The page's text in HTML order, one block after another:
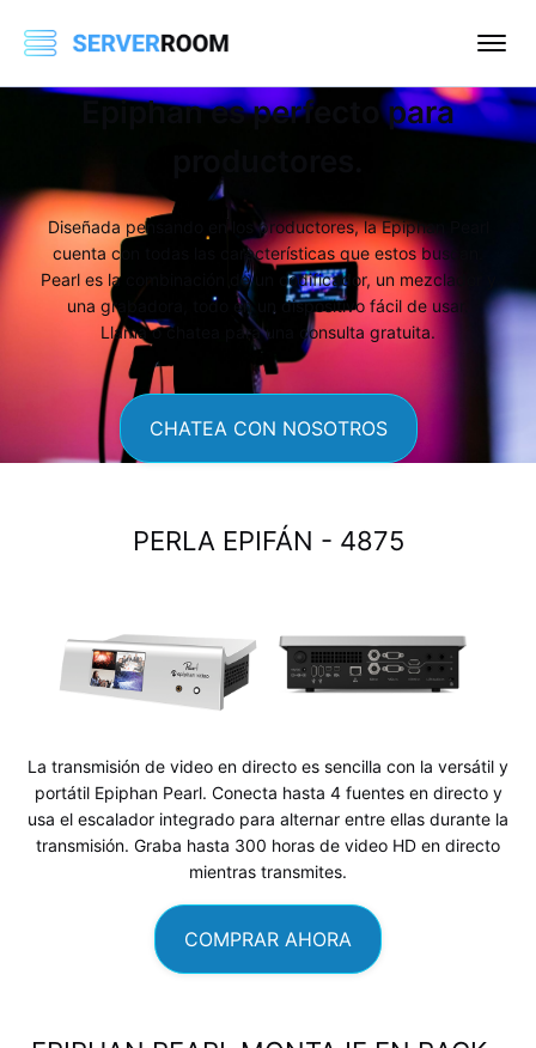
Epiphan es perfecto para
Diseñada pensando en los productores, la Epiphan Pearl
cuenta con todas las características que estos buscan.
Pearl es la combinación de un codificador, un mezclador y
una grabadora, todo en un dispositivo fácil de usar.
Llama o chatea para una consulta gratuita.
CHATEA CON NOSOTROS
PERLA EPIFÁN - 4875
La transmisión de video en directo es sencilla con la versátil y
portátil Epiphan Pearl. Conecta hasta 4 fuentes en directo y
usa el escalador integrado para alternar entre ellas durante la
transmisión. Graba hasta 300 horas de video HD en directo
mientras transmites.
COMPRAR AHORA